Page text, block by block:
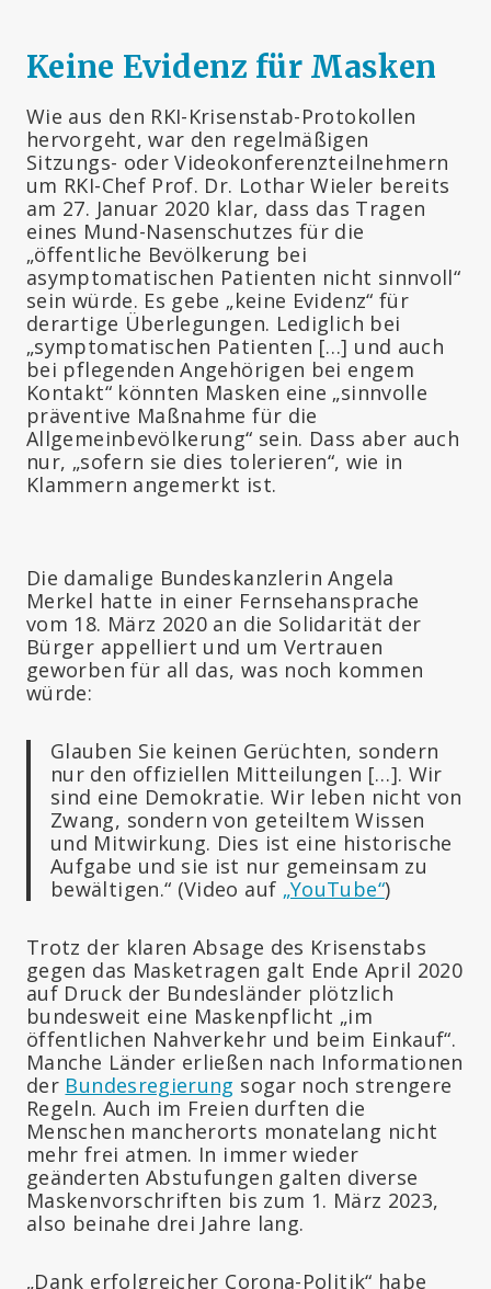
Keine Evidenz für Masken
Wie aus den RKI-Krisenstab-Protokollen
hervorgeht, war den regelmäßigen
Sitzungs- oder Videokonferenzteilnehmern
um RKI-Chef Prof. Dr. Lothar Wieler bereits
am 27. Januar 2020 klar, dass das Tragen
eines Mund-Nasenschutzes für die
„öffentliche Bevölkerung bei
asymptomatischen Patienten nicht sinnvoll“
sein würde. Es gebe „keine Evidenz“ für
derartige Überlegungen. Lediglich bei
„symptomatischen Patienten […] und auch
bei pflegenden Angehörigen bei engem
Kontakt“ könnten Masken eine „sinnvolle
präventive Maßnahme für die
Allgemeinbevölkerung“ sein. Dass aber auch
nur, „sofern sie dies tolerieren“, wie in
Klammern angemerkt ist.
Die damalige Bundeskanzlerin Angela
Merkel hatte in einer Fernsehansprache
vom 18. März 2020 an die Solidarität der
Bürger appelliert und um Vertrauen
geworben für all das, was noch kommen
würde:
Glauben Sie keinen Gerüchten, sondern
nur den offiziellen Mitteilungen […]. Wir
sind eine Demokratie. Wir leben nicht von
Zwang, sondern von geteiltem Wissen
und Mitwirkung. Dies ist eine historische
Aufgabe und sie ist nur gemeinsam zu
bewältigen.“ (Video auf „YouTube“)
Trotz der klaren Absage des Krisenstabs
gegen das Masketragen galt Ende April 2020
auf Druck der Bundesländer plötzlich
bundesweit eine Maskenpflicht „im
öffentlichen Nahverkehr und beim Einkauf“.
Manche Länder erließen nach Informationen
der Bundesregierung sogar noch strengere
Regeln. Auch im Freien durften die
Menschen mancherorts monatelang nicht
mehr frei atmen. In immer wieder
geänderten Abstufungen galten diverse
Maskenvorschriften bis zum 1. März 2023,
also beinahe drei Jahre lang.
„Dank erfolgreicher Corona-Politik“ habe